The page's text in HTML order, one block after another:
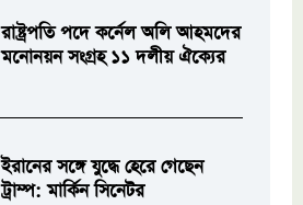
রাষ্ট্রপতি পদে কর্নেল অলি আহমদের
মনোনয়ন সংগ্রহ ১১ দলীয় ঐক্যের
ইরানের সঙ্গে যুদ্ধে হেরে গেছেন
ট্রাম্প: মার্কিন সিনেটর